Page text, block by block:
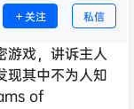
关注 私信
游戏，讲诉主人
现其中不为人知
of